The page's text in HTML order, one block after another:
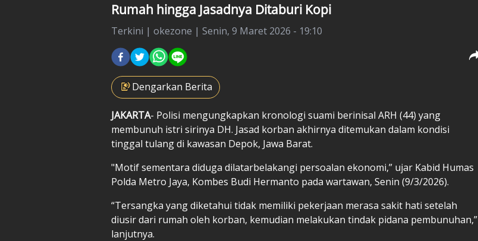
Rumah hingga Jasadnya Ditaburi Kopi
Terkini | okezone | Senin, 9 Maret 2026 - 19:10
Dengarkan Berita
JAKARTA- Polisi mengungkapkan kronologi suami berinisal ARH (44) yang
membunuh istri sirinya DH. Jasad korban akhirnya ditemukan dalam kondisi
tinggal tulang di kawasan Depok, Jawa Barat.
"Motif sementara diduga dilatarbelakangi persoalan ekonomi,” ujar Kabid Humas
Polda Metro Jaya, Kombes Budi Hermanto pada wartawan, Senin (9/3/2026).
“Tersangka yang diketahui tidak memiliki pekerjaan merasa sakit hati setelah
diusir dari rumah oleh korban, kemudian melakukan tindak pidana pembunuhan,”
lanjutnya.